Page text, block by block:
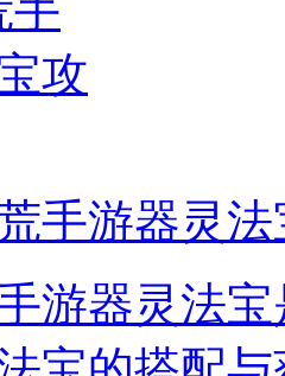
荒手游器灵
游器灵法